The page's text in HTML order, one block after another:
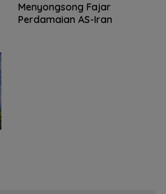
Menyongsong Fajar
Perdamaian AS-Iran